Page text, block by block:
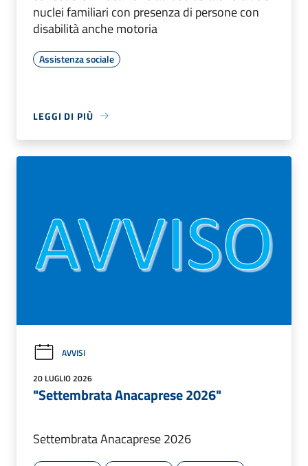
nuclei familiari con presenza di persone con
disabilità anche motoria
Assistenza sociale
LEGGI DI PIÙ
AVVISI
20 LUGLIO 2026
"Settembrata Anacaprese 2026"
Settembrata Anacaprese 2026